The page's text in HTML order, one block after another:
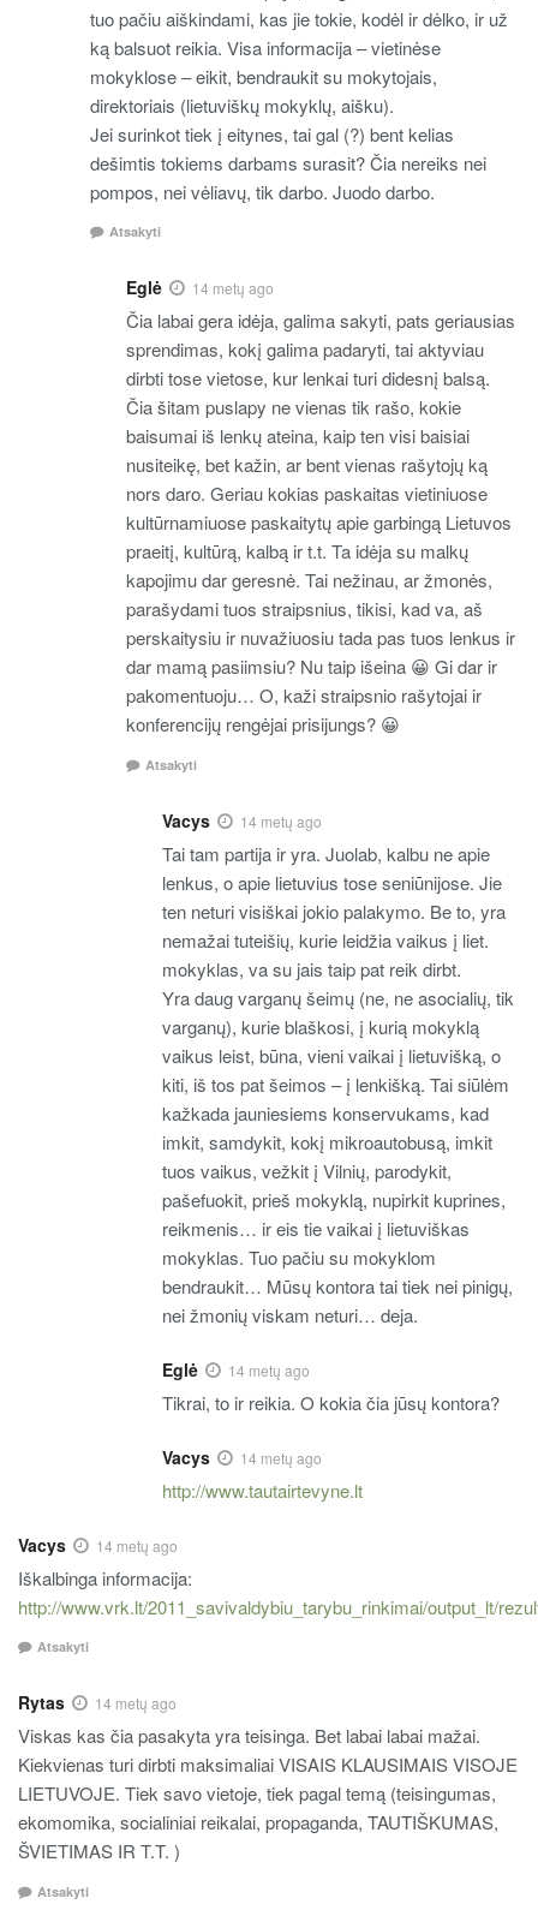
tuo pačiu aiškindami, kas jie tokie, kodėl ir dėlko, ir už
ką balsuot reikia. Visa informacija – vietinėse
mokyklose – eikit, bendraukit su mokytojais,
direktoriais (lietuviškų mokyklų, aišku).
Jei surinkot tiek į eitynes, tai gal (?) bent kelias
dešimtis tokiems darbams surasit? Čia nereiks nei
pompos, nei vėliavų, tik darbo. Juodo darbo.
Atsakyti
Eglė 14 metų ago
Čia labai gera idėja, galima sakyti, pats geriausias
sprendimas, kokį galima padaryti, tai aktyviau
dirbti tose vietose, kur lenkai turi didesnį balsą.
Čia šitam puslapy ne vienas tik rašo, kokie
baisumai iš lenkų ateina, kaip ten visi baisiai
nusiteikę, bet kažin, ar bent vienas rašytojų ką
nors daro. Geriau kokias paskaitas vietiniuose
kultūrnamiuose paskaitytų apie garbingą Lietuvos
praeitį, kultūrą, kalbą ir t.t. Ta idėja su malkų
kapojimu dar geresnė. Tai nežinau, ar žmonės,
parašydami tuos straipsnius, tikisi, kad va, aš
perskaitysiu ir nuvažiuosiu tada pas tuos lenkus ir
dar mamą pasiimsiu? Nu taip išeina 😀 Gi dar ir
pakomentuoju… O, kaži straipsnio rašytojai ir
konferencijų rengėjai prisijungs? 😀
Atsakyti
Vacys 14 metų ago
Tai tam partija ir yra. Juolab, kalbu ne apie
lenkus, o apie lietuvius tose seniūnijose. Jie
ten neturi visiškai jokio palakymo. Be to, yra
nemažai tuteišių, kurie leidžia vaikus į liet.
mokyklas, va su jais taip pat reik dirbt.
Yra daug varganų šeimų (ne, ne asocialių, tik
varganų), kurie blaškosi, į kurią mokyklą
vaikus leist, būna, vieni vaikai į lietuvišką, o
kiti, iš tos pat šeimos – į lenkišką. Tai siūlėm
kažkada jauniesiems konservukams, kad
imkit, samdykit, kokį mikroautobusą, imkit
tuos vaikus, vežkit į Vilnių, parodykit,
pašefuokit, prieš mokyklą, nupirkit kuprines,
reikmenis… ir eis tie vaikai į lietuviškas
mokyklas. Tuo pačiu su mokyklom
bendraukit… Mūsų kontora tai tiek nei pinigų,
nei žmonių viskam neturi… deja.
Eglė 14 metų ago
Tikrai, to ir reikia. O kokia čia jūsų kontora?
Vacys 14 metų ago
http://www.tautairtevyne.lt
Vacys 14 metų ago
Iškalbinga informacija:
http://www.vrk.lt/2011_savivaldybiu_tarybu_rinkimai/output_lt/
Atsakyti
Rytas 14 metų ago
Viskas kas čia pasakyta yra teisinga. Bet labai labai mažai.
Kiekvienas turi dirbti maksimaliai VISAIS KLAUSIMAIS VISOJE
LIETUVOJE. Tiek savo vietoje, tiek pagal temą (teisingumas,
ekomomika, socialiniai reikalai, propaganda, TAUTIŠKUMAS,
ŠVIETIMAS IR T.T. )
Atsakyti